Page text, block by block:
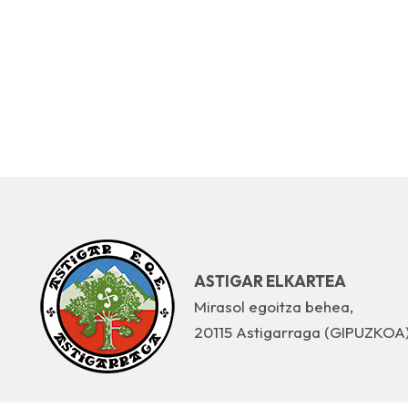
ASTIGAR ELKARTEA
Mirasol egoitza behea,
20115 Astigarraga